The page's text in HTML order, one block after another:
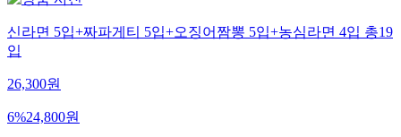
신라면 5입+짜파게티 5입+오징어짬뽕 5입+농심라면 4입 총19
입
26,300원
6%24,800원